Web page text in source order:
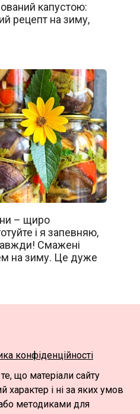
капустою:
рецепт на зиму,
– щиро
і я запевняю,
Смажені
на зиму. Це дуже
конфіденційності
що матеріали сайту
і ні за яких умов
методиками для